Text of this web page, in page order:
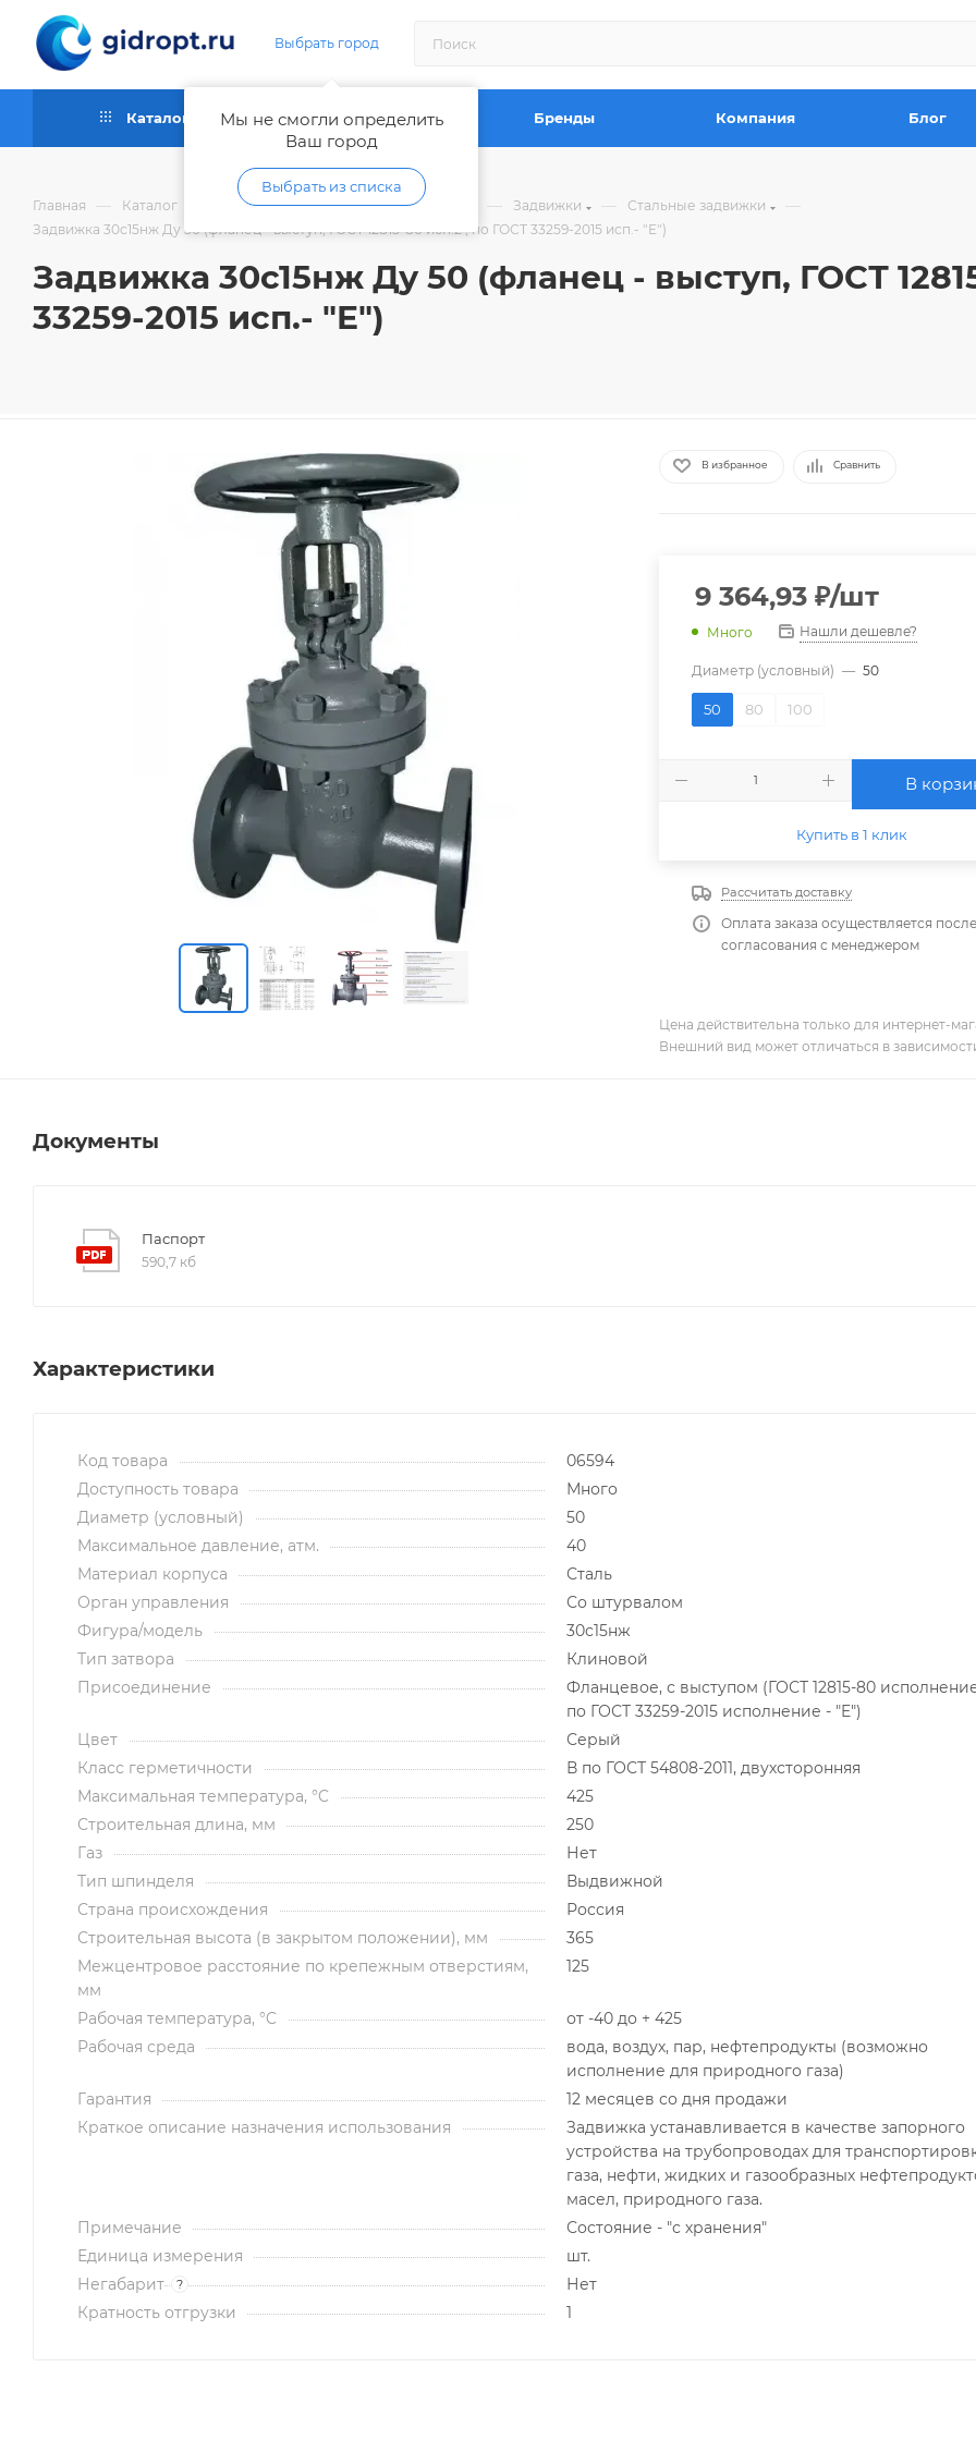
Выбрать город
Мы не смогли определить
Ваш город
Выбрать из списка
Каталог Как купить Бренды Компания Блог
Главная — Каталог Запорная и регулирующая арматура — Задвижки — Стальные задвижки —
Задвижка 30с15нж Ду 50 (фланец - выступ, ГОСТ 12815-80 исп.2 ; по ГОСТ 33259-2015 исп.- "E")
Задвижка 30с15нж Ду 50 (фланец - выступ, ГОСТ
33259-2015 исп.- "E")
В избранное Сравнить
9 364,93 ₽/шт
Много Нашли дешевле?
Диаметр (условный) — 50
50 80 100
В
Купить в 1 клик
Рассчитать доставку
Оплата заказа осуществляется
согласования с менеджером
Цена действительна только для интернет-
Внешний вид может отличаться в
Документы
Паспорт
590,7 кб
Характеристики
Код товара
06594
Доступность товара
Много
Диаметр (условный)
50
Максимальное давление, атм.
40
Материал корпуса
Сталь
Орган управления
Со штурвалом
Фигура/модель
30с15нж
Тип затвора
Клиновой
Присоединение
Фланцевое, с выступом (ГОСТ 12815-80
по ГОСТ 33259-2015 исполнение - "E")
Цвет
Серый
Класс герметичности
В по ГОСТ 54808-2011, двухсторонняя
Максимальная температура, °C
425
Строительная длина, мм
250
Газ
Нет
Тип шпинделя
Выдвижной
Страна происхождения
Россия
Строительная высота (в закрытом положении), мм
365
Межцентровое расстояние по крепежным отверстиям,
мм
125
Рабочая температура, °C
от -40 до + 425
Рабочая среда
вода, воздух, пар, нефтепродукты (возможно
исполнение для природного газа)
Гарантия
12 месяцев со дня продажи
Краткое описание назначения использования
Задвижка устанавливается в качестве запорного
устройства на трубопроводах для
газа, нефти, жидких и газообразных
масел, природного газа.
Примечание
Состояние - "с хранения"
Единица измерения
шт.
Негабарит
?
Нет
Кратность отгрузки
1